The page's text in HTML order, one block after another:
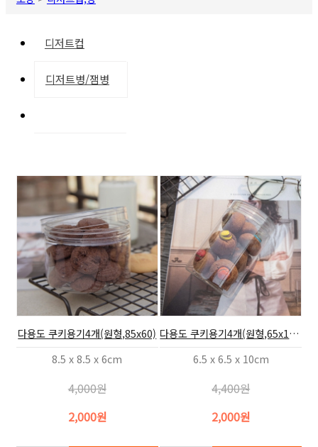
디저트컵
디저트병/잼병
다용도 쿠키용기4개(원형,85x60)
8.5 x 8.5 x 6cm
4,000원
2,000원
다용도 쿠키용기4개(원형,65x100)
6.5 x 6.5 x 10cm
4,400원
2,000원